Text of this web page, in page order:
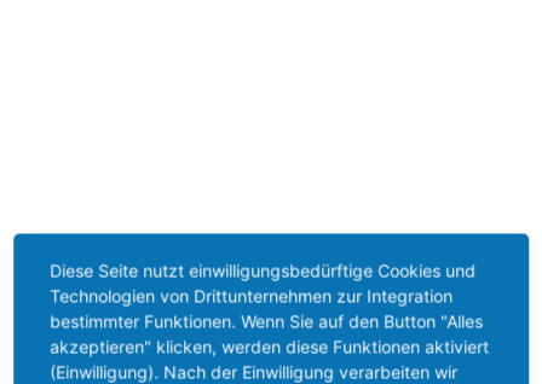
Diese Seite nutzt einwilligungsbedürftige Cookies und
Technologien von Drittunternehmen zur Integration
bestimmter Funktionen. Wenn Sie auf den Button "Alles
akzeptieren" klicken, werden diese Funktionen aktiviert
(Einwilligung). Nach der Einwilligung verarbeiten wir